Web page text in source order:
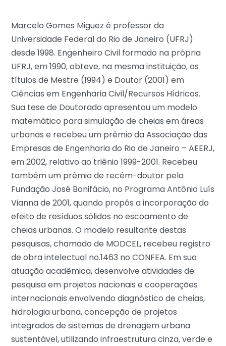
Marcelo Gomes Miguez é professor da
Universidade Federal do Rio de Janeiro (UFRJ)
desde 1998. Engenheiro Civil formado na própria
UFRJ, em 1990, obteve, na mesma instituição, os
títulos de Mestre (1994) e Doutor (2001) em
Ciências em Engenharia Civil/Recursos Hídricos.
Sua tese de Doutorado apresentou um modelo
matemático para simulação de cheias em áreas
urbanas e recebeu um prêmio da Associação das
Empresas de Engenharia do Rio de Janeiro – AEERJ,
em 2002, relativo ao triênio 1999-2001. Recebeu
também um prêmio de recém-doutor pela
Fundação José Bonifácio, no Programa Antônio Luís
Vianna de 2001, quando propôs a incorporação do
efeito de resíduos sólidos no escoamento de
cheias urbanas. O modelo resultante destas
pesquisas, chamado de MODCEL, recebeu registro
de obra intelectual no.1463 no CONFEA. Em sua
atuação acadêmica, desenvolve atividades de
pesquisa em projetos nacionais e cooperações
internacionais envolvendo diagnóstico de cheias,
hidrologia urbana, concepção de projetos
integrados de sistemas de drenagem urbana
sustentável, utilizando infraestrutura cinza, verde e